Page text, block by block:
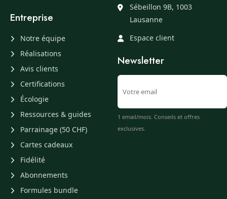
Entreprise
Notre équipe
Réalisations
Avis clients
Certifications
Écologie
Ressources & guides
Parrainage (50 CHF)
Cartes cadeaux
Fidélité
Abonnements
Formules bundle
Sébeillon 9B, 1003
Lausanne
Espace client
Newsletter
1 email/mois. Conseils et offres
exclusives.